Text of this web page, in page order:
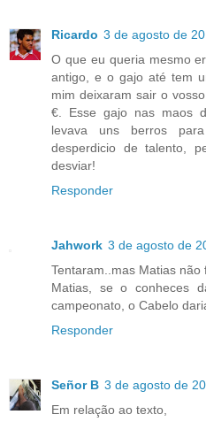
Ricardo 3 de agosto de
O que eu queria mesmo
antigo, e o gajo até tem
mim deixaram sair o
€. Esse gajo nas maos
levava uns berros
desperdicio de talento,
desviar!
Responder
Jahwork 3 de agosto de
Tentaram..mas Matias não
Matias, se o conheces
campeonato, o Cabelo
Responder
Señor B 3 de agosto de
Em relação ao texto,